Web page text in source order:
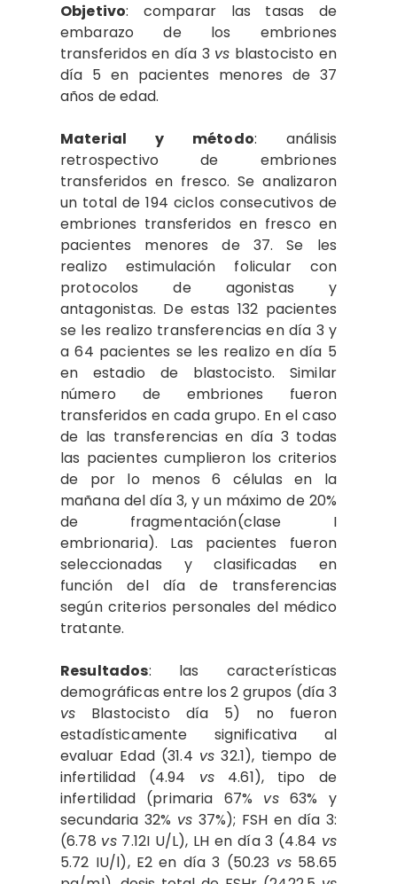
Objetivo: comparar las tasas de
embarazo de los embriones
transferidos en día 3 vs blastocisto en
día 5 en pacientes menores de 37
años de edad.
Material y método: análisis
retrospectivo de embriones
transferidos en fresco. Se analizaron
un total de 194 ciclos consecutivos de
embriones transferidos en fresco en
pacientes menores de 37. Se les
realizo estimulación folicular con
protocolos de agonistas y
antagonistas. De estas 132 pacientes
se les realizo transferencias en día 3 y
a 64 pacientes se les realizo en día 5
en estadio de blastocisto. Similar
número de embriones fueron
transferidos en cada grupo. En el caso
de las transferencias en día 3 todas
las pacientes cumplieron los criterios
de por lo menos 6 células en la
mañana del día 3, y un máximo de 20%
de fragmentación(clase I
embrionaria). Las pacientes fueron
seleccionadas y clasificadas en
función del día de transferencias
según criterios personales del médico
tratante.
Resultados: las características
demográficas entre los 2 grupos (día 3
vs Blastocisto día 5) no fueron
estadísticamente significativa al
evaluar Edad (31.4 vs 32.1), tiempo de
infertilidad (4.94 vs 4.61), tipo de
infertilidad (primaria 67% vs63% y
secundaria 32% vs 37%); FSH en día 3:
(6.78 vs7.12I U/L), LH en día 3 (4.84 vs
5.72 IU/l), E2 en día 3 (50.23 vs 58.65